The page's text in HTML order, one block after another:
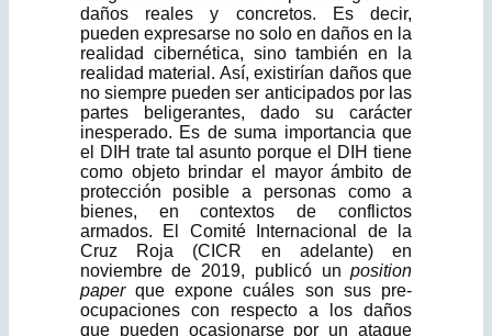
daños reales y concretos. Es decir,
pueden expresarse no solo en daños en la
realidad cibernética, sino también en la
realidad mate­rial. Así, existirían daños que
no siempre pueden ser anticipados por las
partes beligerantes, dado su carácter
inesperado. Es de suma importancia que
el DIH trate tal asunto porque el DIH tiene
como objeto brindar el mayor ámbito de
protección posible a personas como a
bienes, en contextos de conflictos
armados. El Comité Internacional de la
Cruz Roja (CICR en adelante) en
noviembre de 2019, publicó unposition
paperque expone cuáles son sus pre­
ocupaciones con respecto a los daños
que pueden ocasionarse por un ataque